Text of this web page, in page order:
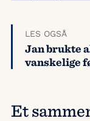
LES OGSÅ
Jan brukte
vanskelige
Et